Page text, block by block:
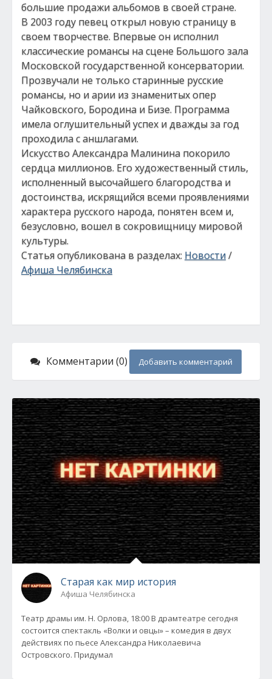
большие продажи альбомов в своей стране.
В 2003 году певец открыл новую страницу в
своем творчестве. Впервые он исполнил
классические романсы на сцене Большого зала
Московской государственной консерватории.
Прозвучали не только старинные русские
романсы, но и арии из знаменитых опер
Чайковского, Бородина и Бизе. Программа
имела оглушительный успех и дважды за год
проходила с аншлагами.
Искусство Александра Малинина покорило
сердца миллионов. Его художественный стиль,
исполненный высочайшего благородства и
достоинства, искрящийся всеми проявлениями
характера русского народа, понятен всем и,
безусловно, вошел в сокровищницу мировой
культуры.
Статья опубликована в разделах: Новости/
Афиша Челябинска
Комментарии (0) Добавить комментарий
Старая как мир история
Афиша Челябинска
Театр драмы им. Н. Орлова, 18:00 В драмтеатре сегодня
состоится спектакль «Волки и овцы» – комедия в двух
действиях по пьесе Александра Николаевича
Островского. Придумал